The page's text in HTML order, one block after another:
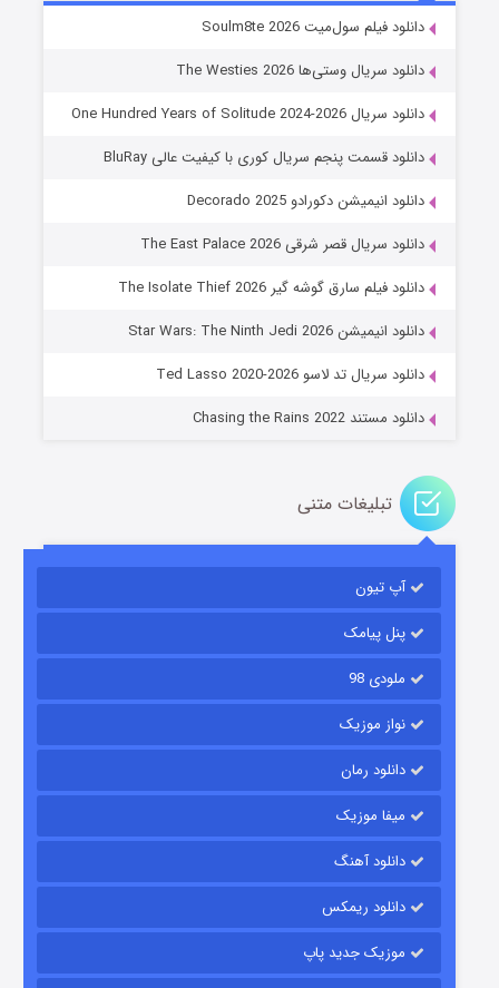
خاندان اژدها فصل ۳
جادوگری در مغولستان
قسمت ۱۴ (زیرنویس) منتشر شد
قسمت
دانلود فیلم سول‌میت Soulm8te 2026
دانلود سریال وستی‌ها The Westies 2026
دانلود سریال One Hundred Years of Solitude 2024-2026
دانلود قسمت پنجم سریال کوری با کیفیت عالی BluRay
دانلود انیمیشن دکورادو Decorado 2025
دانلود سریال قصر شرقی The East Palace 2026
دانلود فیلم سارق گوشه گیر The Isolate Thief 2026
دانلود انیمیشن Star Wars: The Ninth Jedi 2026
دانلود سریال تد لاسو Ted Lasso 2020-2026
دانلود مستند Chasing the Rains 2022
تبلیغات متنی
آپ تیون
پنل پیامک
ملودی 98
نواز موزیک
دانلود رمان
میفا موزیک
دانلود آهنگ
دانلود ریمکس
موزیک جدید پاپ